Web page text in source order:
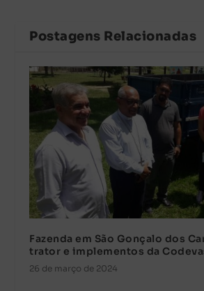
Postagens Relacionadas
Fazenda em São Gonçalo dos
trator e implementos da
26 de março de 2024